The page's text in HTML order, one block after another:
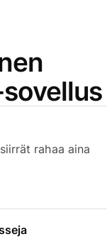
rahaa aina